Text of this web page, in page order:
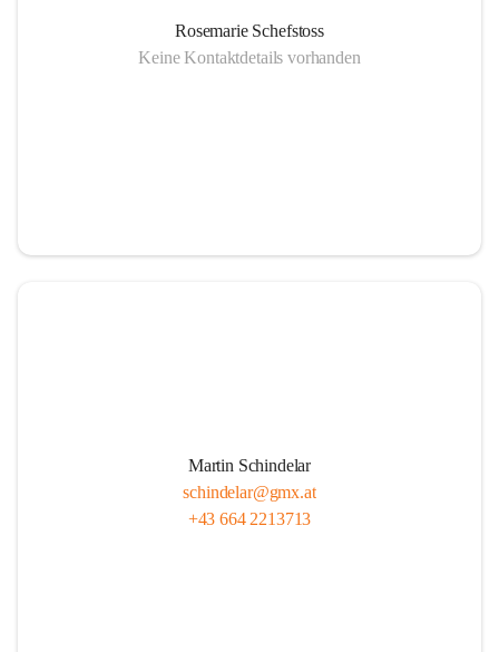
Rosemarie Schefstoss
Keine Kontaktdetails vorhanden
Martin Schindelar
schindelar@gmx.at
+43 664 2213713